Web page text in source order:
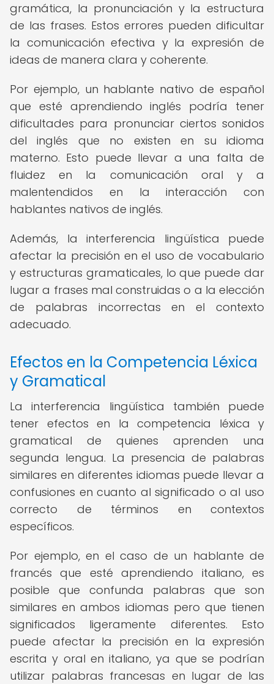
gramática, la pronunciación y la estructura
de las frases. Estos errores pueden dificultar
la comunicación efectiva y la expresión de
ideas de manera clara y coherente.
Por ejemplo, un hablante nativo de español
que esté aprendiendo inglés podría tener
dificultades para pronunciar ciertos sonidos
del inglés que no existen en su idioma
materno. Esto puede llevar a una falta de
fluidez en la comunicación oral y a
malentendidos en la interacción con
hablantes nativos de inglés.
Además, la interferencia lingüística puede
afectar la precisión en el uso de vocabulario
y estructuras gramaticales, lo que puede dar
lugar a frases mal construidas o a la elección
de palabras incorrectas en el contexto
adecuado.
Efectos en la Competencia Léxica
y Gramatical
La interferencia lingüística también puede
tener efectos en la competencia léxica y
gramatical de quienes aprenden una
segunda lengua. La presencia de palabras
similares en diferentes idiomas puede llevar a
confusiones en cuanto al significado o al uso
correcto de términos en contextos
específicos.
Por ejemplo, en el caso de un hablante de
francés que esté aprendiendo italiano, es
posible que confunda palabras que son
similares en ambos idiomas pero que tienen
significados ligeramente diferentes. Esto
puede afectar la precisión en la expresión
escrita y oral en italiano, ya que se podrían
utilizar palabras francesas en lugar de las